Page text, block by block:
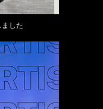
した